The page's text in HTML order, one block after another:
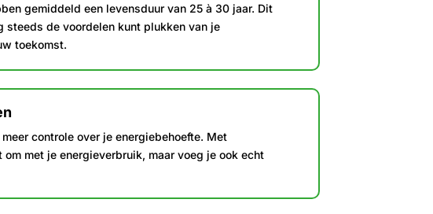
gemiddeld een levensduur van 25 à 30 jaar. Dit
steeds de voordelen kunt plukken van je
toekomst.
controle over je energiebehoefte. Met
met je energieverbruik, maar voeg je ook echt